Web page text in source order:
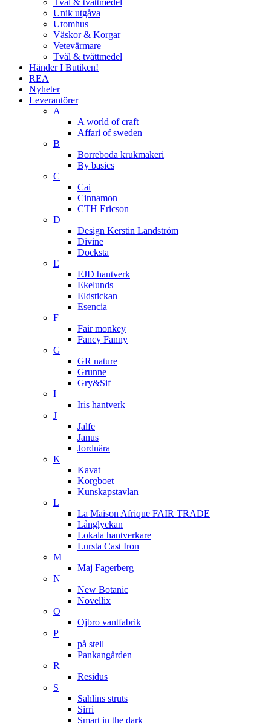
Tvål & tvättmedel
Unik utgåva
Utomhus
Väskor & Korgar
Vetevärmare
Tvål & tvättmedel
Händer I Butiken!
REA
Nyheter
Leverantörer
A
A world of craft
Affari of sweden
B
Borreboda krukmakeri
By basics
C
Cai
Cinnamon
CTH Ericson
D
Design Kerstin Landström
Divine
Docksta
E
EJD hantverk
Ekelunds
Eldstickan
Esencia
F
Fair monkey
Fancy Fanny
G
GR nature
Grunne
Gry&Sif
I
Iris hantverk
J
Jalfe
Janus
Jordnära
K
Kavat
Korgboet
Kunskapstavlan
L
La Maison Afrique FAIR TRADE
Långlyckan
Lokala hantverkare
Lursta Cast Iron
M
Maj Fagerberg
N
New Botanic
Novellix
O
Ojbro vantfabrik
P
på stell
Pankangården
R
Residus
S
Sahlins struts
Sirri
Smart in the dark